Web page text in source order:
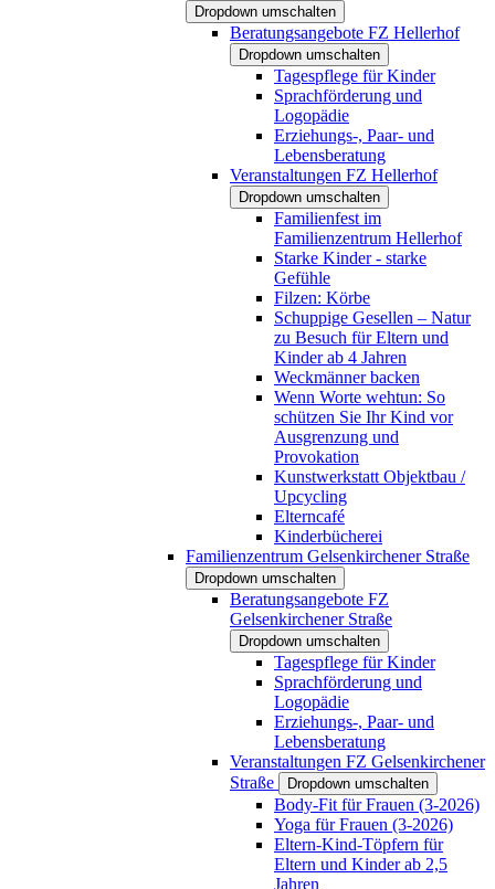
Dropdown umschalten
Beratungsangebote FZ Hellerhof
Dropdown umschalten
Tagespflege für Kinder
Sprachförderung und
Logopädie
Erziehungs-, Paar- und
Lebensberatung
Veranstaltungen FZ Hellerhof
Dropdown umschalten
Familienfest im
Familienzentrum Hellerhof
Starke Kinder - starke
Gefühle
Filzen: Körbe
Schuppige Gesellen – Natur
zu Besuch für Eltern und
Kinder ab 4 Jahren
Weckmänner backen
Wenn Worte wehtun: So
schützen Sie Ihr Kind vor
Ausgrenzung und
Provokation
Kunstwerkstatt Objektbau /
Upcycling
Elterncafé
Kinderbücherei
Familienzentrum Gelsenkirchener Straße
Dropdown umschalten
Beratungsangebote FZ
Gelsenkirchener Straße
Dropdown umschalten
Tagespflege für Kinder
Sprachförderung und
Logopädie
Erziehungs-, Paar- und
Lebensberatung
Veranstaltungen FZ Gelsenkirchener
Straße
Dropdown umschalten
Body-Fit für Frauen (3-2026)
Yoga für Frauen (3-2026)
Eltern-Kind-Töpfern für
Eltern und Kinder ab 2,5
Jahren